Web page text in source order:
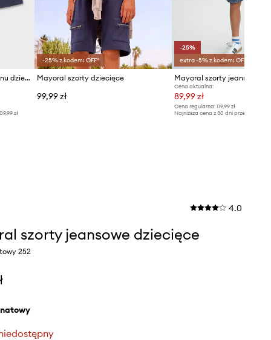
Mayoral szorty z domieszką lnu dziecięce
zł
-25% z kodem: OFF*
Mayoral szorty dziecięce
99,99 zł
-25%
extra -5% z kodem: OFF*
Mayoral szorty jeansowe
Cena aktualna:
89,99 zł
Cena regularna: 119,99 zł
Najniższa cena z 30 dni przed obniżką:
4.0
szorty jeansowe dziecięce
252